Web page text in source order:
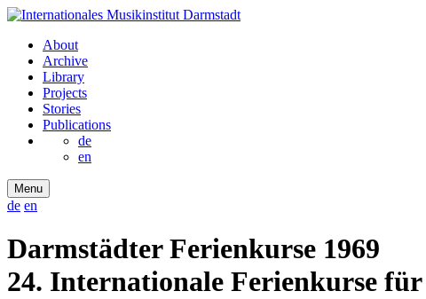
About
Archive
Library
Projects
Stories
Publications
de
en
Menu
de en
Darmstädter Ferienkurse 1969
24. Internationale Ferienkurse für